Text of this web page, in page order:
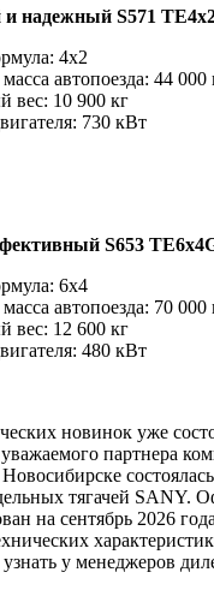
надежный S571
4х2
автопоезда: 44 000
вес: 10 900 кг
730 кВт
S653
6х4
автопоезда: 70 000
вес: 12 600 кг
480 кВт
новинок уже
партнера
тягачей SANY.
на сентябрь 2026
у менеджеров